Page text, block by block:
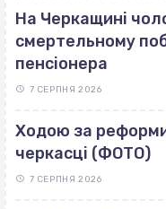
На Черкащині
смертельному
пенсіонера
7 СЕРПНЯ 2026
Ходою за
черкасці (ФОТО)
7 СЕРПНЯ 2026